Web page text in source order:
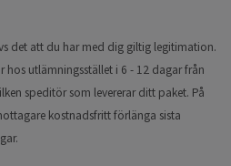
det att du har med dig giltig legitimation.
hos utlämningsstället i 6 - 12 dagar från
speditör som levererar ditt paket. På
kostnadsfritt förlänga sista